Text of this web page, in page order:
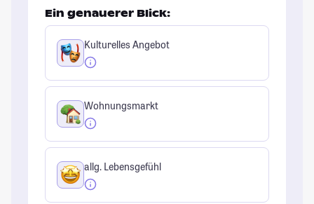
Ein genauerer Blick:
Kulturelles Angebot
Wohnungsmarkt
allg. Lebensgefühl